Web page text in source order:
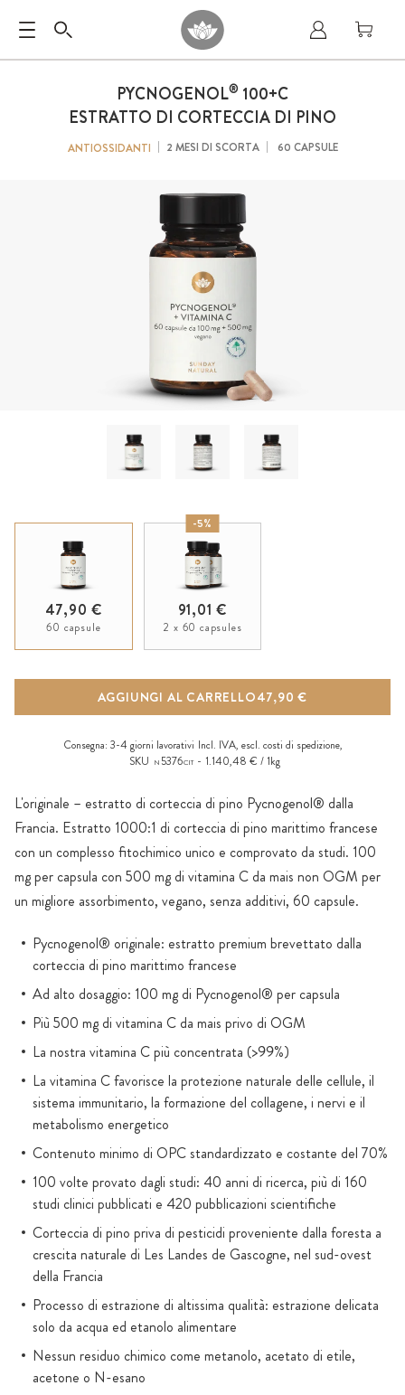
PYCNOGENOL® 100+C
ESTRATTO DI CORTECCIA DI PINO
ANTIOSSIDANTI 2 MESI DI SCORTA 60 CAPSULE
L'originale – estratto di corteccia di pino Pycnogenol® dalla
Francia. Estratto 1000:1 di corteccia di pino marittimo francese
con un complesso fitochimico unico e comprovato da studi. 100
mg per capsula con 500 mg di vitamina C da mais non OGM per
un migliore assorbimento, vegano, senza additivi, 60 capsule.
Pycnogenol® originale: estratto premium brevettato dalla
corteccia di pino marittimo francese
Ad alto dosaggio: 100 mg di Pycnogenol® per capsula
Più 500 mg di vitamina C da mais privo di OGM
La nostra vitamina C più concentrata (>99%)
La vitamina C favorisce la protezione naturale delle cellule, il
sistema immunitario, la formazione del collagene, i nervi e il
metabolismo energetico
Contenuto minimo di OPC standardizzato e costante del 70%
100 volte provato dagli studi: 40 anni di ricerca, più di 160
studi clinici pubblicati e 420 pubblicazioni scientifiche
Corteccia di pino priva di pesticidi proveniente dalla foresta a
crescita naturale di Les Landes de Gascogne, nel sud-ovest
della Francia
Processo di estrazione di altissima qualità: estrazione delicata
solo da acqua ed etanolo alimentare
Nessun residuo chimico come metanolo, acetato di etile,
acetone o N-esano
47,90 €
60 capsule
-5%
91,01 €
2 x 60 capsules
AGGIUNGI AL CARRELLO47,90 €
Consegna: 3-4 giorni lavorativi Incl. IVA, escl. costi di spedizione,
SKU
N 5376CIT 1.140,48 € / 1kg